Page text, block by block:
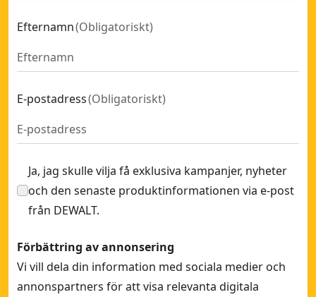
Efternamn(Obligatoriskt)
E-postadress(Obligatoriskt)
Ja, jag skulle vilja få exklusiva kampanjer, nyheter
och den senaste produktinformationen via e-post
från DEWALT.
Förbättring av annonsering
Vi vill dela din information med sociala medier och
annonspartners för att visa relevanta digitala